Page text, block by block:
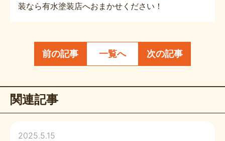
装なら有水塗装店へおまかせください！
前の記事 一覧へ 次の記事
関連記事
2025.5.15